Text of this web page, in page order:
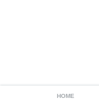
HOME